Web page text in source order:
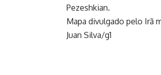
Pezeshkian.
Mapa divulgado pelo Irã
Juan Silva/g1